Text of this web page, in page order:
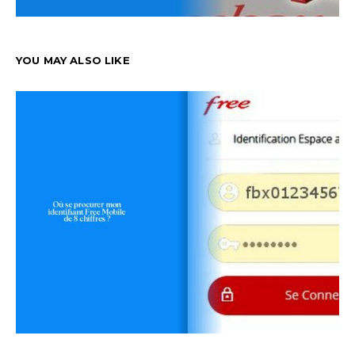
YOU MAY ALSO LIKE